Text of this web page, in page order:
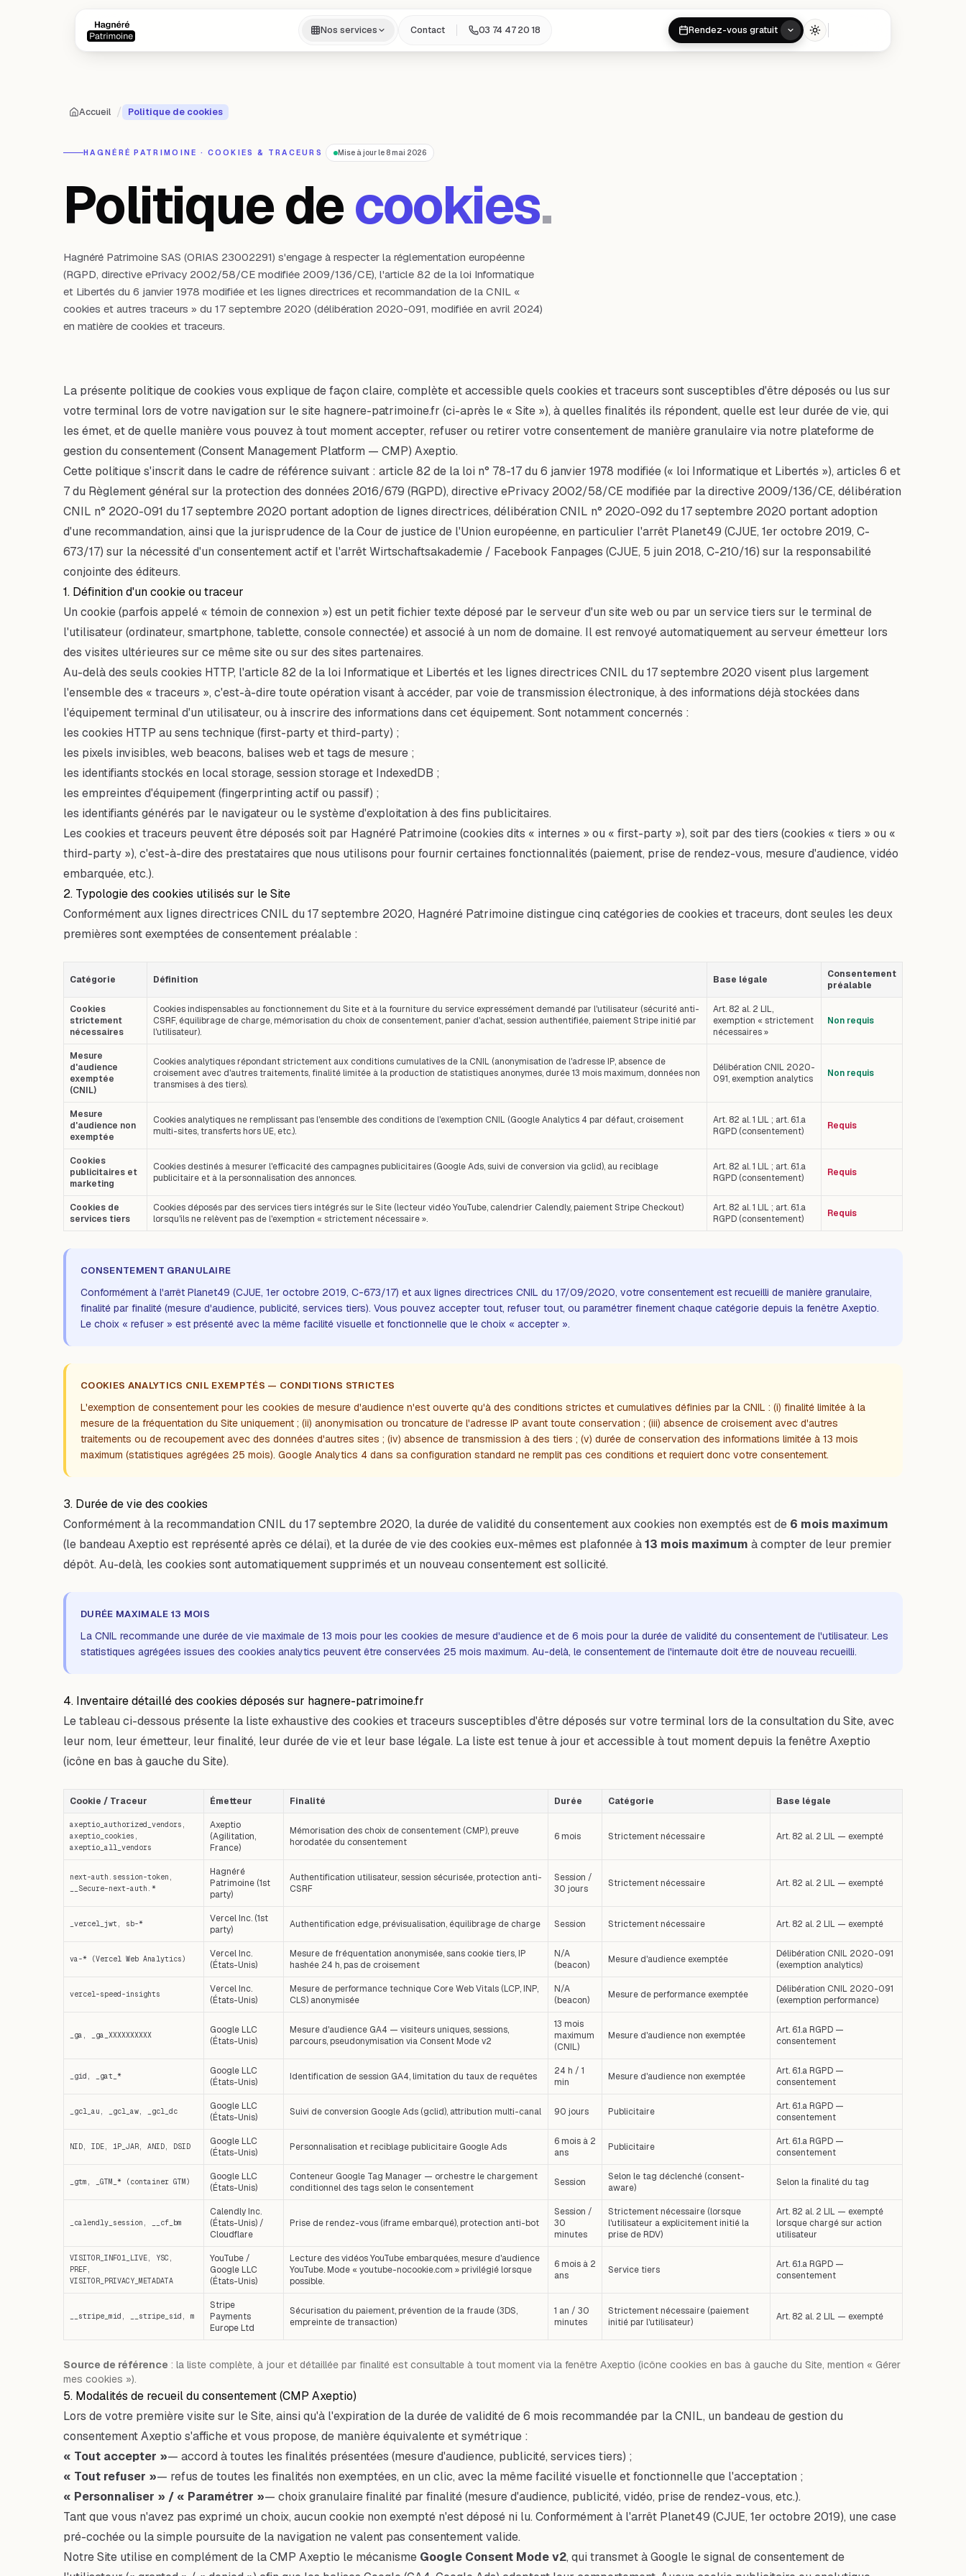
Nos services Contact 03 74 47 20 18 Rendez-vous gratuit Toggle theme
Accueil / Politique de cookies
HAGNÉRÉ PATRIMOINE · COOKIES & TRACEURS Mise à jour le 8 mai 2026
Politique decookies.
Hagnéré Patrimoine SAS (ORIAS 23002291) s'engage à respecter la réglementation européenne
(RGPD, directive ePrivacy 2002/58/CE modifiée 2009/136/CE), l'article 82 de la loi Informatique
et Libertés du 6 janvier 1978 modifiée et les lignes directrices et recommandation de la CNIL «
cookies et autres traceurs » du 17 septembre 2020 (délibération 2020-091, modifiée en avril 2024)
en matière de cookies et traceurs.
La présente politique de cookies vous explique de façon claire, complète et accessible quels cookies et traceurs sont susceptibles d'être déposés ou lus sur
votre terminal lors de votre navigation sur le site hagnere-patrimoine.fr (ci-après le « Site »), à quelles finalités ils répondent, quelle est leur durée de vie, qui
les émet, et de quelle manière vous pouvez à tout moment accepter, refuser ou retirer votre consentement de manière granulaire via notre plateforme de
gestion du consentement (Consent Management Platform — CMP) Axeptio.
Cette politique s'inscrit dans le cadre de référence suivant : article 82 de la loi n° 78-17 du 6 janvier 1978 modifiée (« loi Informatique et Libertés »), articles 6 et
7 du Règlement général sur la protection des données 2016/679 (RGPD), directive ePrivacy 2002/58/CE modifiée par la directive 2009/136/CE, délibération
CNIL n° 2020-091 du 17 septembre 2020 portant adoption de lignes directrices, délibération CNIL n° 2020-092 du 17 septembre 2020 portant adoption
d'une recommandation, ainsi que la jurisprudence de la Cour de justice de l'Union européenne, en particulier l'arrêt Planet49 (CJUE, 1er octobre 2019, C-
673/17) sur la nécessité d'un consentement actif et l'arrêt Wirtschaftsakademie / Facebook Fanpages (CJUE, 5 juin 2018, C-210/16) sur la responsabilité
conjointe des éditeurs.
1. Définition d'un cookie ou traceur
Un cookie (parfois appelé « témoin de connexion ») est un petit fichier texte déposé par le serveur d'un site web ou par un service tiers sur le terminal de
l'utilisateur (ordinateur, smartphone, tablette, console connectée) et associé à un nom de domaine. Il est renvoyé automatiquement au serveur émetteur lors
des visites ultérieures sur ce même site ou sur des sites partenaires.
Au-delà des seuls cookies HTTP, l'article 82 de la loi Informatique et Libertés et les lignes directrices CNIL du 17 septembre 2020 visent plus largement
l'ensemble des « traceurs », c'est-à-dire toute opération visant à accéder, par voie de transmission électronique, à des informations déjà stockées dans
l'équipement terminal d'un utilisateur, ou à inscrire des informations dans cet équipement. Sont notamment concernés :
les cookies HTTP au sens technique (first-party et third-party) ;
les pixels invisibles, web beacons, balises web et tags de mesure ;
les identifiants stockés en local storage, session storage et IndexedDB ;
les empreintes d'équipement (fingerprinting actif ou passif) ;
les identifiants générés par le navigateur ou le système d'exploitation à des fins publicitaires.
Les cookies et traceurs peuvent être déposés soit par Hagnéré Patrimoine (cookies dits « internes » ou « first-party »), soit par des tiers (cookies « tiers » ou «
third-party »), c'est-à-dire des prestataires que nous utilisons pour fournir certaines fonctionnalités (paiement, prise de rendez-vous, mesure d'audience, vidéo
embarquée, etc.).
2. Typologie des cookies utilisés sur le Site
Conformément aux lignes directrices CNIL du 17 septembre 2020, Hagnéré Patrimoine distingue cinq catégories de cookies et traceurs, dont seules les deux
premières sont exemptées de consentement préalable :
Catégorie Définition Base légale
Consentement
préalable
Cookies
strictement
nécessaires
Cookies indispensables au fonctionnement du Site et à la fourniture du service expressément demandé par l'utilisateur (sécurité anti-
CSRF, équilibrage de charge, mémorisation du choix de consentement, panier d'achat, session authentifiée, paiement Stripe initié par
l'utilisateur).
Art. 82 al. 2 LIL,
exemption « strictement
nécessaires »
Non requis
Mesure
d'audience
exemptée
(CNIL)
Cookies analytiques répondant strictement aux conditions cumulatives de la CNIL (anonymisation de l'adresse IP, absence de
croisement avec d'autres traitements, finalité limitée à la production de statistiques anonymes, durée 13 mois maximum, données non
transmises à des tiers).
Délibération CNIL 2020-
091, exemption analytics
Non requis
Mesure
d'audience non
exemptée
Cookies analytiques ne remplissant pas l'ensemble des conditions de l'exemption CNIL (Google Analytics 4 par défaut, croisement
multi-sites, transferts hors UE, etc.).
Art. 82 al. 1 LIL ; art. 6.1.a
RGPD (consentement)
Requis
Cookies
publicitaires et
marketing
Cookies destinés à mesurer l'efficacité des campagnes publicitaires (Google Ads, suivi de conversion via gclid), au reciblage
publicitaire et à la personnalisation des annonces.
Art. 82 al. 1 LIL ; art. 6.1.a
RGPD (consentement)
Requis
Cookies de
services tiers
Cookies déposés par des services tiers intégrés sur le Site (lecteur vidéo YouTube, calendrier Calendly, paiement Stripe Checkout)
lorsqu'ils ne relèvent pas de l'exemption « strictement nécessaire ».
Art. 82 al. 1 LIL ; art. 6.1.a
RGPD (consentement)
Requis
CONSENTEMENT GRANULAIRE
Conformément à l'arrêt Planet49 (CJUE, 1er octobre 2019, C-673/17) et aux lignes directrices CNIL du 17/09/2020, votre consentement est recueilli de manière granulaire,
finalité par finalité (mesure d'audience, publicité, services tiers). Vous pouvez accepter tout, refuser tout, ou paramétrer finement chaque catégorie depuis la fenêtre Axeptio.
Le choix « refuser » est présenté avec la même facilité visuelle et fonctionnelle que le choix « accepter ».
COOKIES ANALYTICS CNIL EXEMPTÉS — CONDITIONS STRICTES
L'exemption de consentement pour les cookies de mesure d'audience n'est ouverte qu'à des conditions strictes et cumulatives définies par la CNIL : (i) finalité limitée à la
mesure de la fréquentation du Site uniquement ; (ii) anonymisation ou troncature de l'adresse IP avant toute conservation ; (iii) absence de croisement avec d'autres
traitements ou de recoupement avec des données d'autres sites ; (iv) absence de transmission à des tiers ; (v) durée de conservation des informations limitée à 13 mois
maximum (statistiques agrégées 25 mois). Google Analytics 4 dans sa configuration standard ne remplit pas ces conditions et requiert donc votre consentement.
3. Durée de vie des cookies
Conformément à la recommandation CNIL du 17 septembre 2020, la durée de validité du consentement aux cookies non exemptés est de 6 mois maximum
(le bandeau Axeptio est représenté après ce délai), et la durée de vie des cookies eux-mêmes est plafonnée à13 mois maximum à compter de leur premier
dépôt. Au-delà, les cookies sont automatiquement supprimés et un nouveau consentement est sollicité.
DURÉE MAXIMALE 13 MOIS
La CNIL recommande une durée de vie maximale de 13 mois pour les cookies de mesure d'audience et de 6 mois pour la durée de validité du consentement de l'utilisateur. Les
statistiques agrégées issues des cookies analytics peuvent être conservées 25 mois maximum. Au-delà, le consentement de l'internaute doit être de nouveau recueilli.
4. Inventaire détaillé des cookies déposés sur hagnere-patrimoine.fr
Le tableau ci-dessous présente la liste exhaustive des cookies et traceurs susceptibles d'être déposés sur votre terminal lors de la consultation du Site, avec
leur nom, leur émetteur, leur finalité, leur durée de vie et leur base légale. La liste est tenue à jour et accessible à tout moment depuis la fenêtre Axeptio
(icône en bas à gauche du Site).
Cookie / Traceur Émetteur Finalité Durée Catégorie Base légale
axeptio_authorized_vendors,
axeptio_cookies,
axeptio_all_vendors
Axeptio
(Agilitation,
France)
Mémorisation des choix de consentement (CMP), preuve
horodatée du consentement
6 mois Strictement nécessaire Art. 82 al. 2 LIL — exempté
next-auth.session-token,
__Secure-next-auth.*
Hagnéré
Patrimoine (1st
party)
Authentification utilisateur, session sécurisée, protection anti-
CSRF
Session /
30 jours
Strictement nécessaire Art. 82 al. 2 LIL — exempté
_vercel_jwt, sb-*
Vercel Inc. (1st
party)
Authentification edge, prévisualisation, équilibrage de charge Session Strictement nécessaire Art. 82 al. 2 LIL — exempté
va-* (Vercel Web Analytics)
Vercel Inc.
(États-Unis)
Mesure de fréquentation anonymisée, sans cookie tiers, IP
hashée 24 h, pas de croisement
N/A
(beacon)
Mesure d'audience exemptée
Délibération CNIL 2020-091
(exemption analytics)
vercel-speed-insights
Vercel Inc.
(États-Unis)
Mesure de performance technique Core Web Vitals (LCP, INP,
CLS) anonymisée
N/A
(beacon)
Mesure de performance exemptée
Délibération CNIL 2020-091
(exemption performance)
_ga, _ga_XXXXXXXXXX
Google LLC
(États-Unis)
Mesure d'audience GA4 — visiteurs uniques, sessions,
parcours, pseudonymisation via Consent Mode v2
13 mois
maximum
(CNIL)
Mesure d'audience non exemptée
Art. 6.1.a RGPD —
consentement
_gid, _gat_*
Google LLC
(États-Unis)
Identification de session GA4, limitation du taux de requêtes
24 h / 1
min
Mesure d'audience non exemptée
Art. 6.1.a RGPD —
consentement
_gcl_au, _gcl_aw, _gcl_dc
Google LLC
(États-Unis)
Suivi de conversion Google Ads (gclid), attribution multi-canal 90 jours Publicitaire
Art. 6.1.a RGPD —
consentement
NID, IDE, 1P_JAR, ANID, DSID
Google LLC
(États-Unis)
Personnalisation et reciblage publicitaire Google Ads
6 mois à 2
ans
Publicitaire
Art. 6.1.a RGPD —
consentement
_gtm, _GTM_* (container GTM)
Google LLC
(États-Unis)
Conteneur Google Tag Manager — orchestre le chargement
conditionnel des tags selon le consentement
Session
Selon le tag déclenché (consent-
aware)
Selon la finalité du tag
_calendly_session, __cf_bm
Calendly Inc.
(États-Unis) /
Cloudflare
Prise de rendez-vous (iframe embarqué), protection anti-bot
Session /
30
minutes
Strictement nécessaire (lorsque
l'utilisateur a explicitement initié la
prise de RDV)
Art. 82 al. 2 LIL — exempté
lorsque chargé sur action
utilisateur
VISITOR_INFO1_LIVE, YSC,
PREF,
VISITOR_PRIVACY_METADATA
YouTube /
Google LLC
(États-Unis)
Lecture des vidéos YouTube embarquées, mesure d'audience
YouTube. Mode « youtube-nocookie.com » privilégié lorsque
possible.
6 mois à 2
ans
Service tiers
Art. 6.1.a RGPD —
consentement
__stripe_mid, __stripe_sid, m
Stripe
Payments
Europe Ltd
Sécurisation du paiement, prévention de la fraude (3DS,
empreinte de transaction)
1 an / 30
minutes
Strictement nécessaire (paiement
initié par l'utilisateur)
Art. 82 al. 2 LIL — exempté
Source de référence : la liste complète, à jour et détaillée par finalité est consultable à tout moment via la fenêtre Axeptio (icône cookies en bas à gauche du Site, mention « Gérer
mes cookies »).
5. Modalités de recueil du consentement (CMP Axeptio)
Lors de votre première visite sur le Site, ainsi qu'à l'expiration de la durée de validité de 6 mois recommandée par la CNIL, un bandeau de gestion du
consentement Axeptio s'affiche et vous propose, de manière équivalente et symétrique :
« Tout accepter »— accord à toutes les finalités présentées (mesure d'audience, publicité, services tiers) ;
« Tout refuser »— refus de toutes les finalités non exemptées, en un clic, avec la même facilité visuelle et fonctionnelle que l'acceptation ;
« Personnaliser » / « Paramétrer »— choix granulaire finalité par finalité (mesure d'audience, publicité, vidéo, prise de rendez-vous, etc.).
Tant que vous n'avez pas exprimé un choix, aucun cookie non exempté n'est déposé ni lu. Conformément à l'arrêt Planet49 (CJUE, 1er octobre 2019), une case
pré-cochée ou la simple poursuite de la navigation ne valent pas consentement valide.
Notre Site utilise en complément de la CMP Axeptio le mécanisme Google Consent Mode v2, qui transmet à Google le signal de consentement de